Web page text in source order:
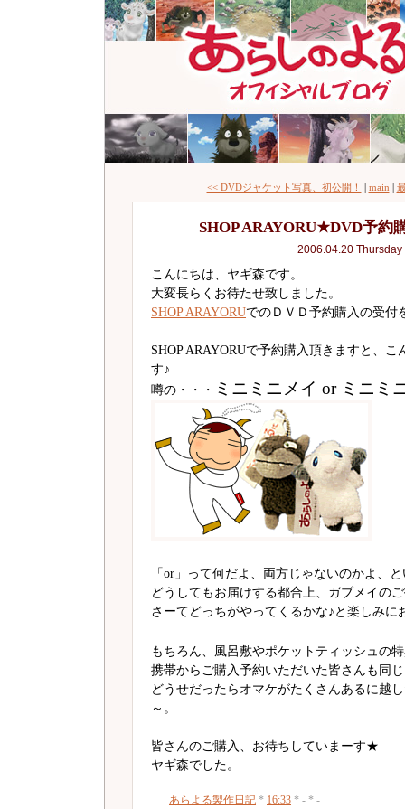
<< DVDジャケット写真、初公開！ | main |
SHOP ARAYORU★DVD予約
2006.04.20 Thursday
こんにちは、ヤギ森です。
大変長らくお待たせ致しました。
SHOP ARAYORUでのＤＶＤ予約購入の受付
SHOP ARAYORUで予約購入頂きますと、
す♪
噂の・・・ ミニミニメイ or ミニミ
「or」って何だよ、両方じゃないのかよ、
どうしてもお届けする都合上、ガブメイの
さーてどっちがやってくるかな♪と楽しみに
もちろん、風呂敷やポケットティッシュの
携帯からご購入予約いただいた皆さんも同
どうせだったらオマケがたくさんあるに越
～。
皆さんのご購入、お待ちしていまーす★
ヤギ森でした。
あらよる製作日記 * 16:33 * - * -